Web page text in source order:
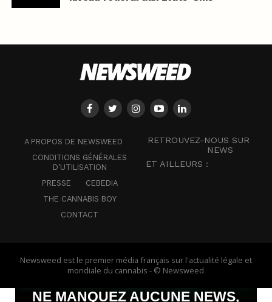
A PROPOS DE NEWSWEED
CONDITIONS GÉNÉRALES
D’UTILISATION
PRESSE
CEBEDIA
THE CANNABIS BOY
CONTACT
RETROUVEZ-NOUS SUR
NEWS
ET AILLEURS :
Newsweed est le premier média français sur l'actualité légale et
mondiale du cannabis - © Newsweed
NE MANQUEZ AUCUNE NEWS,